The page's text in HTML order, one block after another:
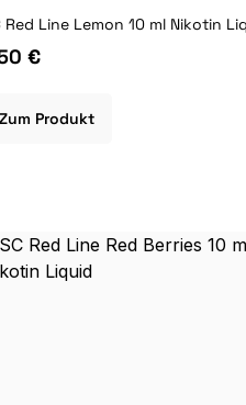
Red Line Lemon 10 ml Nikotin
€
Zum Produkt